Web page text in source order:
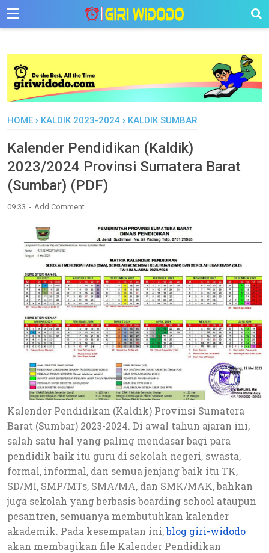
-->
HOME › KALDIK 2023-2024 › KALDIK SUMBAR
Kalender Pendidikan (Kaldik)
2023/2024 Provinsi Sumatera Barat
(Sumbar) (PDF)
09.33 Add Comment
Kalender Pendidikan (Kaldik) Provinsi Sumatera
Barat (Sumbar) 2023-2024. Di awal tahun ajaran ini,
salah satu hal yang paling mendasar bagi para
pendidik baik itu guru di sekolah negeri, swasta,
formal, informal, dan semua jenjang baik itu TK,
SD/MI, SMP/MTs, SMA/MA, dan SMK/MAK, bahkan
juga sekolah yang berbasis boarding school ataupun
pesantren, semuanya membutuhkan kalender
akademik. Pada kesempatan ini,blog giri-widodo
akan membagikan file Kalender Pendidikan